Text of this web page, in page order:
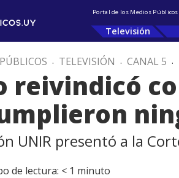
Portal de los Medios
Televisión
. TELEVISIÓN . CANAL 5 .
reivindicó
UNIR presentó a la
de lectura: < 1 minuto